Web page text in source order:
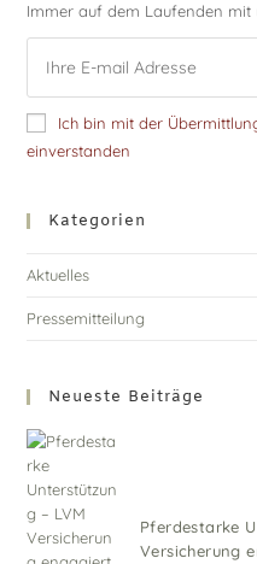
Immer auf dem Laufenden mit
Ich bin mit der
einverstanden
Kategorien
Aktuelles
Pressemitteilung
Neueste Beiträge
Pferdestarke
Versicherung